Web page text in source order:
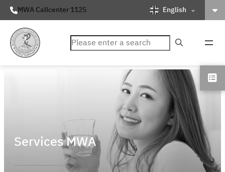
MWA Callcenter 1125 English
ค้นหา
Services MWA